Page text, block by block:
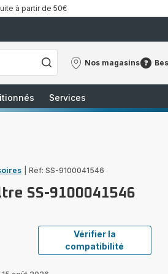
à partir de 50€
Nos magasins
Nos
Services
Ref: SS-9100041546
SS-9100041546
Vérifier la
compatibilité